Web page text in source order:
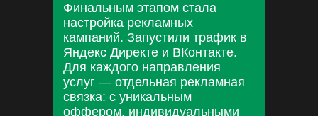
Финальным этапом стала
настройка рекламных
кампаний. Запустили трафик в
Яндекс Директе и ВКонтакте.
Для каждого направления
услуг — отдельная рекламная
связка: с уникальным
оффером, индивидуальными